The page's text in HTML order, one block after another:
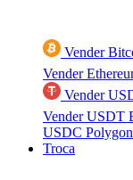
Vender
Vender
Vender
Vender USDT
USDC Polygon
Troca